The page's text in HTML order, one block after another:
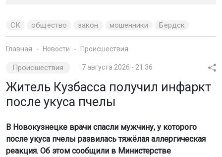
СК общество закон мошенники Бердск
Главная Новости Происшествия
Происшествия 7 августа 2026 - 21:36
Житель Кузбасса получил инфаркт
после укуса пчелы
В Новокузнецке врачи спасли мужчину, у которого
после укуса пчелы развилась тяжёлая аллергическая
реакция. Об этом сообщили в Министерстве